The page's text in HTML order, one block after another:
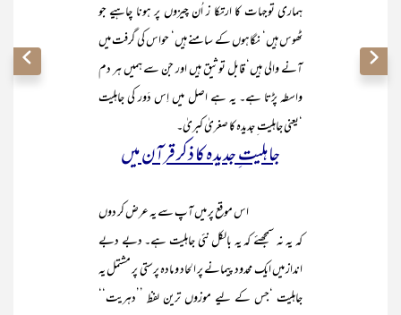
ہماری توجہات کا ارتکا ز اُن چیزوں پر ہونا چاہیے جو
ٹھوس ہیں‘ نگاہوں کے سامنے ہیں‘ حواس کی گرفت میں
آنے والی ہیں‘ قابل توثیق ہیں اور جن سے ہمیں ہر دم
واسطہ پڑتا ہے۔ یہ ہے اصل میں اِس دَور کی جاہلیت
‘یعنی جاہلیت ِ جدیدہ کا صغریٰ کبریٰ۔
جاہلیت ِ جدیدہ کا ذکر قرآن میں
اس موقع پر میں آپ سے یہ عرض کر دوں
کہ یہ نہ سمجھئے کہ یہ بالکل نئی جاہلیت ہے۔ دبے دبے
انداز میں ایک محدود پیمانے پر الحاد و مادہ پرستی پر مشتمل یہ
جاہلیت ‘جس کے لیے موزوں ترین لفظ ’’دہریت‘‘